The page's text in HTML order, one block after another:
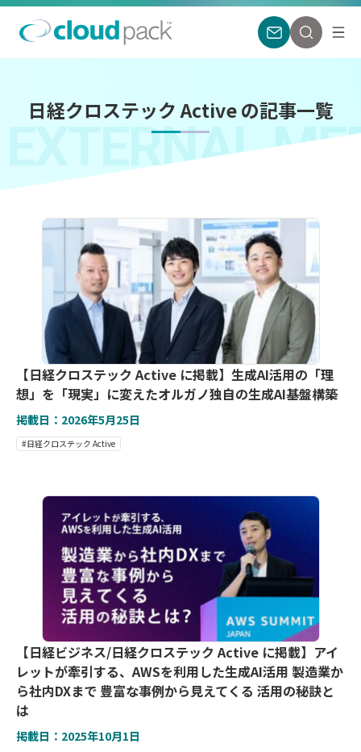
日経クロステック Active の記事一覧
EXTERNAL
【日経クロステック Active に掲載】生成AI活用の「理
想」を「現実」に変えたオルガノ独自の生成AI基盤構築
掲載日：2026年5月25日
#日経クロステック Active
【日経ビジネス/日経クロステック Active に掲載】アイ
レットが牽引する、AWSを利用した生成AI活用 製造業か
ら社内DXまで 豊富な事例から見えてくる 活用の秘訣と
は
掲載日：2025年10月1日